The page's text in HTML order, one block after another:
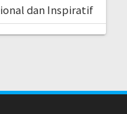
dan Inspiratif